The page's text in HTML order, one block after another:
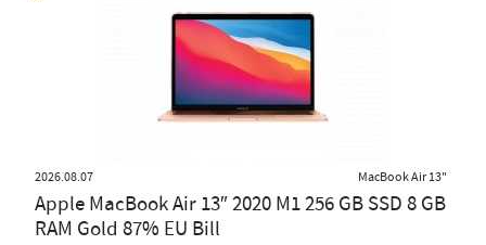
2026.08.07 MacBook Air 13"
Apple MacBook Air 13″ 2020 M1 256 GB SSD 8 GB
RAM Gold 87% EU Bill